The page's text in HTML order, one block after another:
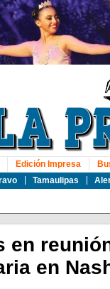
Tamaulipas
Edición Impresa
en
en